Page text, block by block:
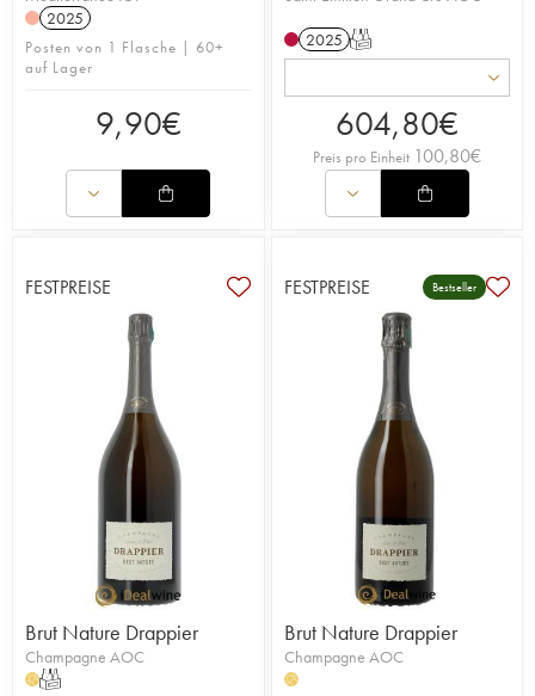
2025
Posten von 1 Flasche | 60+
auf Lager
9,90€
2025 T
604,80€
Preis pro Einheit 100,80€
FESTPREISE
Brut Nature Drappier
Champagne AOC
HT
FESTPREISE Bestseller
Brut Nature Drappier
Champagne AOC
H